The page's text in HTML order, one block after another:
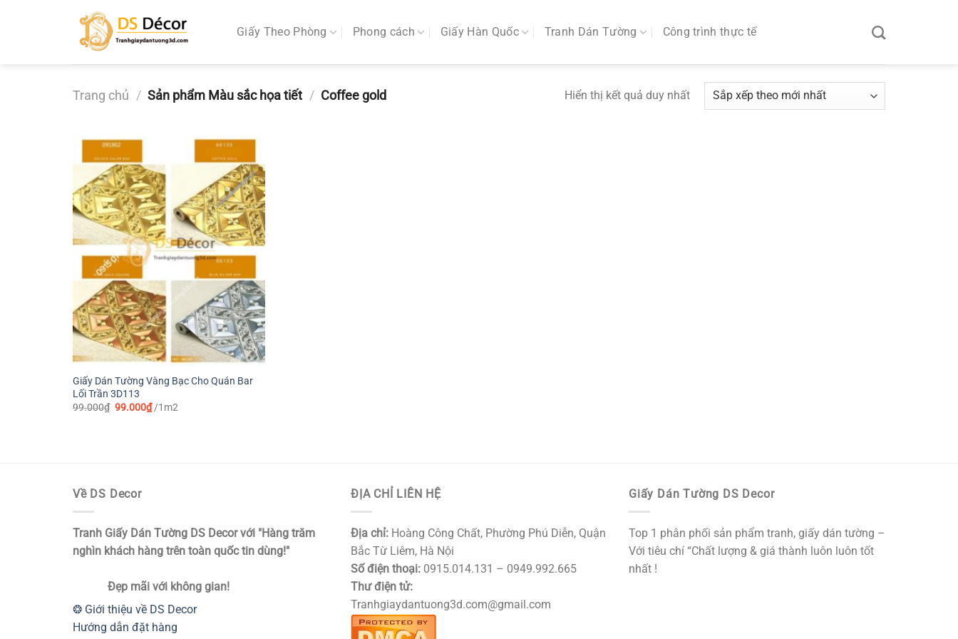
Giấy Theo Phòng Phong cách Giấy Hàn Quốc Tranh Dán Tường Công trình thực tế
Trang chủ / Sản phẩm Màu sắc họa tiết / Coffee gold Hiển thị kết quả duy nhất
Giấy Dán Tường Vàng Bạc Cho Quán Bar
Lối Trần 3D113
99.000₫ Giá
99.000₫Giá
/1m2
Về DS Decor
Tranh Giấy Dán Tường DS Decor với "Hàng trăm
nghìn khách hàng trên toàn quốc tin dùng!"
Đẹp mãi với không gian!
❂ Giới thiệu về DS Decor
Hướng dẫn đặt hàng
ĐỊA CHỈ LIÊN HỆ
Địa chỉ: Hoàng Công Chất, Phường Phú Diễn, Quận
Bắc Từ Liêm, Hà Nội
Số điện thoại: 0915.014.131 – 0949.992.665
Thư điện tử:
Tranhgiaydantuong3d.com@gmail.com
Giấy Dán Tường DS Decor
Top 1 phân phối sản phẩm tranh, giấy dán tường –
Với tiêu chí “Chất lượng & giá thành luôn luôn tốt
nhất !